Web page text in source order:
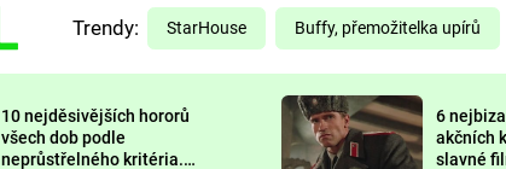
PREDÁTOR
DELIVERANCE
Trendy: StarHouse Buffy, přemožitelka upírů
10 nejděsivějších hororů
všech dob podle
neprůstřelného kritéria.
6
akčních
slavné